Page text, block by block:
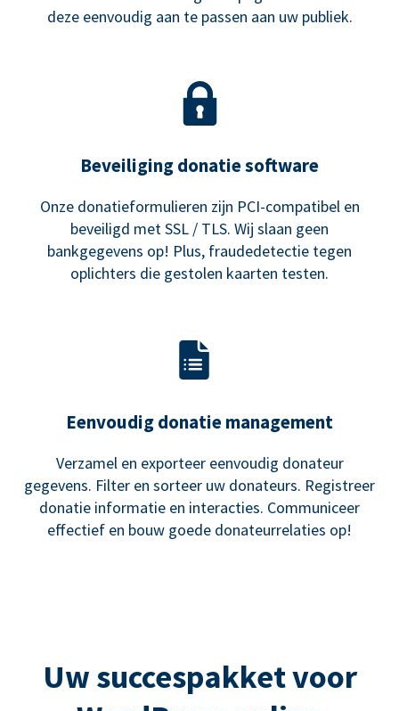
deze eenvoudig aan te passen aan uw publiek.
Beveiliging donatie software
Onze donatieformulieren zijn PCI-compatibel en
beveiligd met SSL / TLS. Wij slaan geen
bankgegevens op! Plus, fraudedetectie tegen
oplichters die gestolen kaarten testen.
Eenvoudig donatie management
Verzamel en exporteer eenvoudig donateur
gegevens. Filter en sorteer uw donateurs. Registreer
donatie informatie en interacties. Communiceer
effectief en bouw goede donateurrelaties op!
Uw succespakket voor